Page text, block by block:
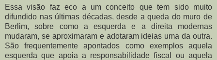
Essa visão faz eco a um conceito que tem sido muito
difundido nas últimas décadas, desde a queda do muro de
Berlim, sobre como a esquerda e a direita modernas
mudaram, se aproximaram e adotaram ideias uma da outra.
São frequentemente apontados como exemplos aquela
esquerda que apoia a responsabilidade fiscal ou aquela